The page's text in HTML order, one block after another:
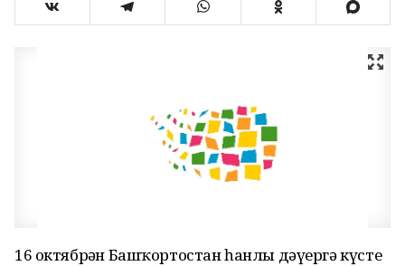
16 октябрҙән Башҡортостан һанлы дәүергә күсте